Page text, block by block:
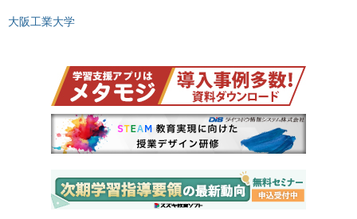
大阪工業大学